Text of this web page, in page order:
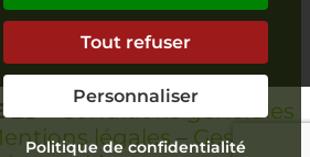
25–Conditions générales
légales–Gestion
Tout refuser
Personnaliser
Politique de confidentialité